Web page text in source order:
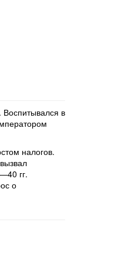
в
налогов.
гг.
о